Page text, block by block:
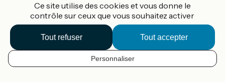
FR
Accueil Vélo Pro
Contact
Mentions légales
Ce site utilise des cookies et vous donne le
contrôle sur ceux que vous souhaitez activer
Tout accepter
Tout refuser
Personnaliser